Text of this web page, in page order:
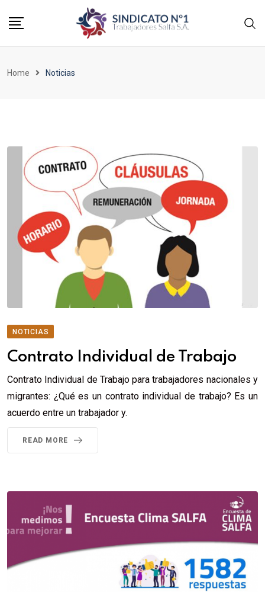
Home Noticias
NOTICIAS
Contrato Individual de Trabajo
Contrato Individual de Trabajo para trabajadores nacionales y
migrantes: ¿Qué es un contrato individual de trabajo? Es un
acuerdo entre un trabajador y.
READ MORE